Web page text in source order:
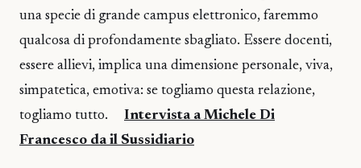
una specie di grande campus elettronico, faremmo
qualcosa di profondamente sbagliato. Essere docenti,
essere allievi, implica una dimensione personale, viva,
simpatetica, emotiva: se togliamo questa relazione,
togliamo tutto. Intervista a Michele Di
Francesco da il Sussidiario